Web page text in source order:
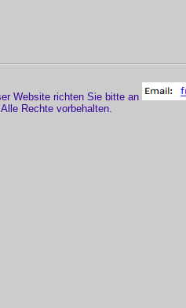
Website richten Sie bitte an
Rechte vorbehalten.